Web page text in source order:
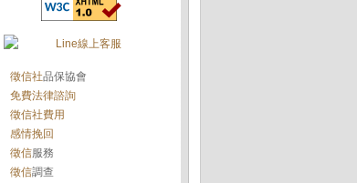
徵信社品保協會
免費法律諮詢
徵信社費用
感情挽回
徵信服務
徵信調查